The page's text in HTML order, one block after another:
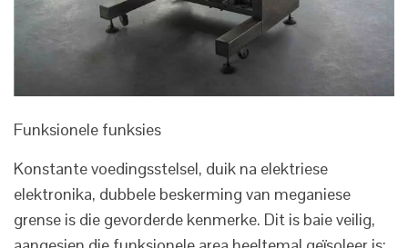
Funksionele funksies
Konstante voedingsstelsel, duik na elektriese
elektronika, dubbele beskerming van meganiese
grense is die gevorderde kenmerke. Dit is baie veilig,